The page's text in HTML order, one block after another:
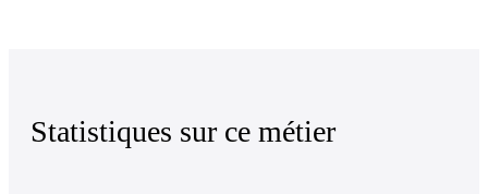
Statistiques sur ce métier